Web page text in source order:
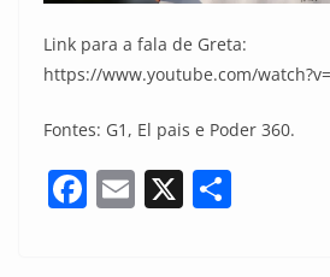
Link para a fala de Greta:
https://www.youtube.com/
Fontes: G1, El pais e Poder 360.
F E X